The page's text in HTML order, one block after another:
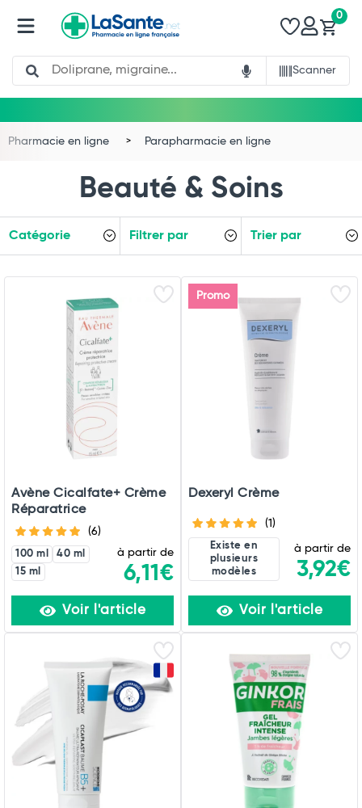
Search
Scanner
0
Total
Pharmacie en ligne Parapharmacie en ligne
Beauté & Soins
Catégorie Filtrer par Trier par
Avène Cicalfate+ Crème
Réparatrice
(6)
100 ml
40 ml
15 ml
à partir de
6,11€
Voir l'article
Promo
Dexeryl Crème
(1)
Existe en
plusieurs
modèles
à partir de
3,92€
Voir l'article